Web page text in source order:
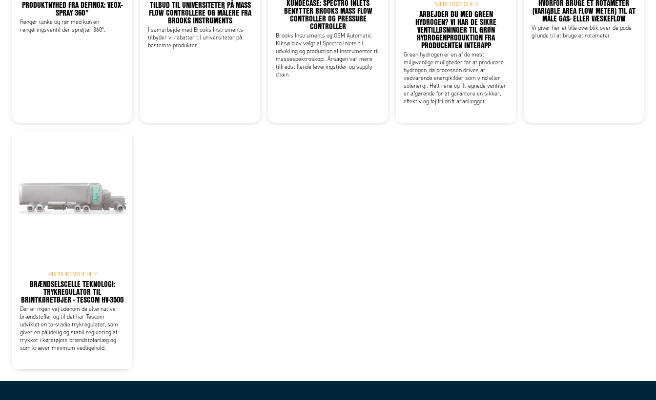
PRODUKTNYHED FRA DEFINOX: VEOX-
SPRAY 360°
Rengør tanke og rør med kun én
rengøringsventil der sprøjter 360°.
TILBUD TIL UNIVERSITETER PÅ MASS
FLOW CONTROLLERE OG MÅLERE FRA
BROOKS INSTRUMENTS
I samarbejde med Brooks Instruments
tilbyder vi rabatter til universiteter på
bestemte produkter.
KUNDECASE: SPECTRO INLETS
BENYTTER BROOKS MASS FLOW
CONTROLLER OG PRESSURE
CONTROLLER
Brooks Instruments og OEM Automatic
Klitsø blev valgt af Spectro Inlets til
udvikling og production af instrumenter til
massespektroskopi. Årsagen var mere
tilfredstillende leveringstider og supply
chain.
BÆREDYGTIGHED
ARBEJDER DU MED GREEN
HYDROGEN? VI HAR DE SIKRE
VENTILLØSNINGER TIL GRØN
HYDROGENPRODUKTION FRA
PRODUCENTEN INTERAPP
Green hydrogen er en af de mest
miljøvenlige muligheder for at producere
hydrogen, da processen drives af
vedvarende energikilder som vind eller
solenergi. Helt rene og ilt-egnede ventiler
er afgørende for at garantere en sikker,
effektiv og fejlfri drift af anlægget.
HVORFOR BRUGE ET ROTAMETER
(VARIABLE AREA FLOW METER) TIL AT
MÅLE GAS- ELLER VÆSKEFLOW
Vi giver her et lille overblik over de gode
grunde til at bruge et rotameter.
PRODUKTNYHEDER
BRÆNDSELSCELLE TEKNOLOGI:
TRYKREGULATOR TIL
BRINTKØRETØJER - TESCOM HV-3500
Der er ingen vej udenom de alternative
brændstoffer og til det har Tescom
udviklet en to-stadie trykregulator, som
giver en pålidelig og stabil regulering af
trykket i køretøjets brændstofanlæg og
som kræver minimum vedligehold.